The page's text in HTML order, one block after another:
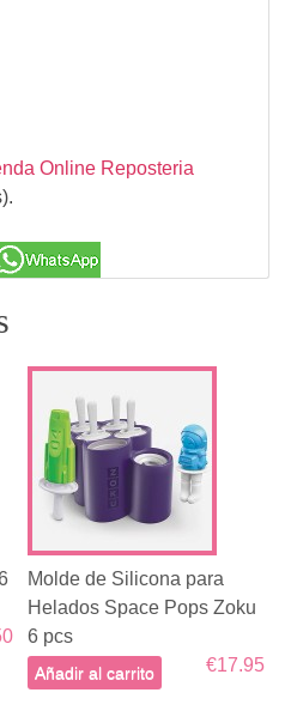
Online Reposteria
Molde de Silicona para
Helados Space Pops Zoku
6 pcs
€17.95
Añadir al carrito